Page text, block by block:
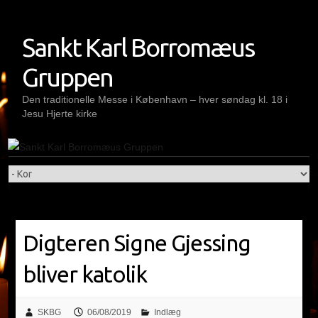
contentSankt Karl Borromæus
Gruppen
Den traditionelle Messe i København – hver søndag kl. 18 i
Jesu Hjerte kirke
Digteren Signe Gjessing
bliver katolik
SKBG 06/08/2019 Indlæg